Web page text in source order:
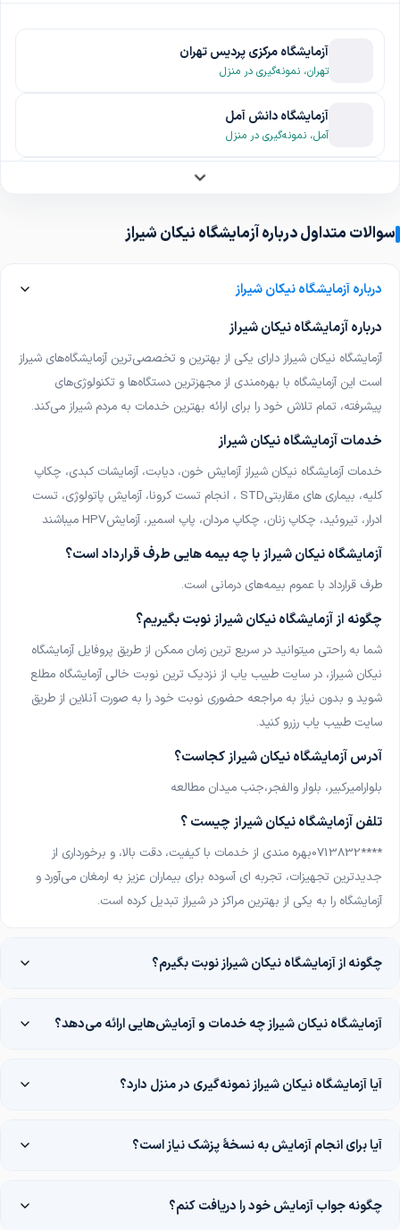
آزمایشگاه مرکزی پردیس تهران
تهران، نمونه‌گیری در منزل
آزمایشگاه دانش آمل
آمل، نمونه‌گیری در منزل
آزمایشگاه پاتوبیولوژی هرمس شیراز
آزمایشگاه پزشکی شخصی والاژن اصفهان
اصفهان
آزمایشگاه فردا شیراز
شیراز، نمونه‌گیری در منزل
آزمایشگاه نویان تهران
آزمایشگاه ژنتیک پزشکی میلاد اراک
اراک
آزمایشگاه البرز شیراز
شیراز، نمونه‌گیری در منزل
آزمایشگاه مدیکال صالح گرگان
گرگان، نمونه‌گیری در منزل
آزمایشگاه دکتر جان نثار شیراز
شیراز، نمونه‌گیری در منزل
آزمایشگاه درمانگاه محمدی شیراز
سوالات متداول درباره آزمایشگاه نیکان شیراز
درباره آزمایشگاه نیکان شیراز
درباره آزمایشگاه نیکان شیراز
آزمایشگاه نیکان شیراز دارای یکی از بهترین و تخصصی‌ترین آزمایشگاه‌های شیراز
است این آزمایشگاه با بهره‌مندی از مجهزترین دستگاه‌ها و تکنولوژی‌های
پیشرفته، تمام تلاش خود را برای ارائه بهترین خدمات به مردم شیراز می‌کند.
خدمات آزمایشگاه نیکان شیراز
خدمات آزمایشگاه نیکان شیراز آزمایش خون، دیابت، آزمایشات کبدی، چکاپ
کلیه، بیماری های مقاربتیSTD ، انجام تست کرونا، آزمایش پاتولوژی، تست
ادرار، تیروئید، چکاپ زنان، چکاپ مردان، پاپ اسمیر، آزمایشHPVمیباشند
آزمایشگاه نیکان شیراز با چه بیمه هایی طرف قرارداد است؟
طرف قرارداد با عموم بیمه‌های درمانی است.
چگونه از آزمایشگاه نیکان شیراز نوبت بگیریم؟
شما به راحتی میتوانید در سریع ترین زمان ممکن از طریق پروفایل آزمایشگاه
نیکان شیراز، در سایت طبیب یاب از نزدیک ترین نوبت خالی آزمایشگاه مطلع
شوید و بدون نیاز به مراجعه حضوری نوبت خود را به صورت آنلاین از طریق
سایت طبیب یاب رزرو کنید.
آدرس آزمایشگاه نیکان شیراز کجاست؟
بلوارامیرکبیر، بلوار والفجر،جنب میدان مطالعه
تلفن آزمایشگاه نیکان شیراز چیست ؟
0713832****بهره مندی از خدمات با کیفیت، دقت بالا، و برخورداری از
جدیدترین تجهیزات، تجربه ای آسوده برای بیماران عزیز به ارمغان می‌آورد و
آزمایشگاه را به یکی از بهترین مراکز در شیراز تبدیل کرده است.
چگونه از آزمایشگاه نیکان شیراز نوبت بگیرم؟
آزمایشگاه نیکان شیراز چه خدمات و آزمایش‌هایی ارائه می‌دهد؟
آیا آزمایشگاه نیکان شیراز نمونه‌گیری در منزل دارد؟
آیا برای انجام آزمایش به نسخهٔ پزشک نیاز است؟
چگونه جواب آزمایش خود را دریافت کنم؟